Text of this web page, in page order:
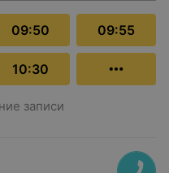
09:50 09:55
10:30
записи